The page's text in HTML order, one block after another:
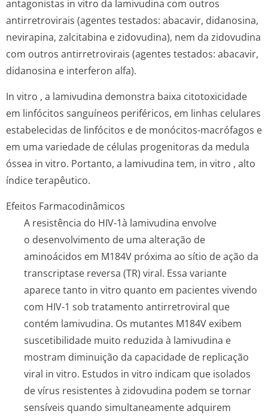
antagonistas in vitro da lamivudina com outros
antirretrovirais (agentes testados: abacavir, didanosina,
nevirapina, zalcitabina e zidovudina), nem da zidovudina
com outros antirretrovirais (agentes testados: abacavir,
didanosina e interferon alfa).
In vitro , a lamivudina demonstra baixa citotoxicidade
em linfócitos sanguíneos periféricos, em linhas celulares
estabelecidas de linfócitos e de monócitos-macrófagos e
em uma variedade de células progenitoras da medula
óssea in vitro. Portanto, a lamivudina tem, in vitro , alto
índice terapêutico.
Efeitos Farmacodinâmicos
A resistência do HIV-1à lamivudina envolve
o desenvolvimento de uma alteração de
aminoácidos em M184V próxima ao sítio de ação da
transcriptase reversa (TR) viral. Essa variante
aparece tanto in vitro quanto em pacientes vivendo
com HIV-1 sob tratamento antirretroviral que
contém lamivudina. Os mutantes M184V exibem
suscetibilidade muito reduzida à lamivudina e
mostram diminuição da capacidade de replicação
viral in vitro. Estudos in vitro indicam que isolados
de vírus resistentes à zidovudina podem se tornar
sensíveis quando simultaneamente adquirem